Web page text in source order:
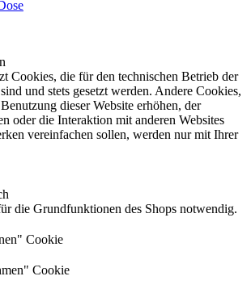
Cookies, die für den technischen Betrieb der
und stets gesetzt werden. Andere Cookies,
dieser Website erhöhen, der
oder die Interaktion mit anderen Websites
vereinfachen sollen, werden nur mit Ihrer
die Grundfunktionen des Shops notwendig.
Cookie
Cookie